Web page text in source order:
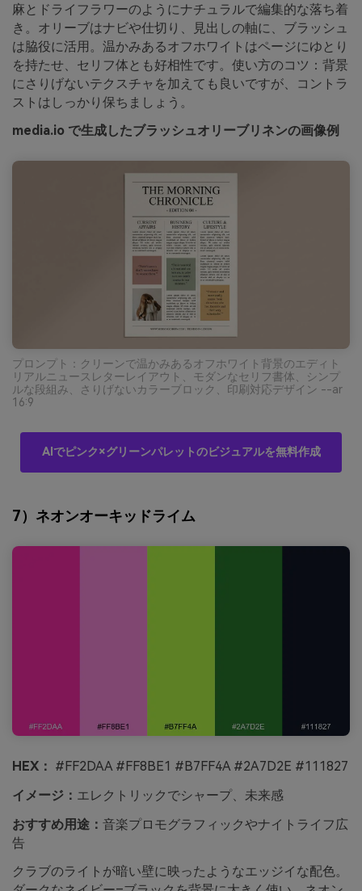
麻とドライフラワーのようにナチュラルで編集的な落ち着
き。オリーブはナビや仕切り、見出しの軸に、ブラッシュ
は脇役に活用。温かみあるオフホワイトはページにゆとり
を持たせ、セリフ体とも好相性です。使い方のコツ：背景
にさりげないテクスチャを加えても良いですが、コントラ
ストはしっかり保ちましょう。
media.io で生成したブラッシュオリーブリネンの画像例
プロンプト：クリーンで温かみあるオフホワイト背景のエディト
リアルニュースレターレイアウト、モダンなセリフ書体、シンプ
ルな段組み、さりげないカラーブロック、印刷対応デザイン --ar
16:9
AIでピンク×グリーンパレットのビジュアルを無料作成
7）ネオンオーキッドライム
HEX： #FF2DAA #FF8BE1 #B7FF4A #2A7D2E #111827
イメージ： エレクトリックでシャープ、未来感
おすすめ用途： 音楽プロモグラフィックやナイトライフ広
告
クラブのライトが暗い壁に映ったようなエッジイな配色。